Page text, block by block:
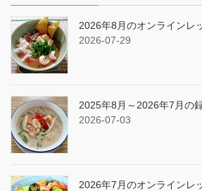
2026年8月のオンラインレ
2026-07-29
2025年8月～2026年7月の
2026-07-03
2026年7月のオンラインレ